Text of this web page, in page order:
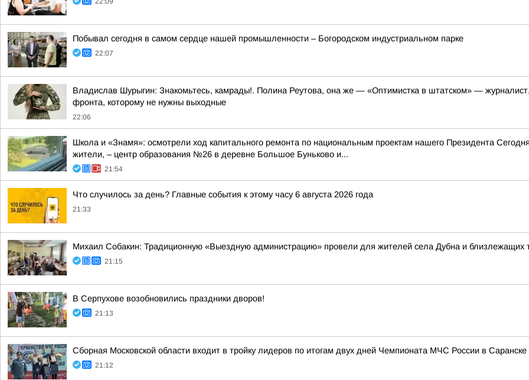
Побывал сегодня в самом сердце нашей промышленности – Богородском индустриальном парке
22:07
Владислав Шурыгин: Знакомьтесь, камрады!. Полина Реутова, она же — «Оптимистка в штатском» —
фронта, которому не нужны выходные
22:06
Школа и «Знамя»: осмотрели ход капитального ремонта по национальным проектам нашего Президента
жители, – центр образования №26 в деревне Большое Буньково и...
21:54
Что случилось за день? Главные события к этому часу 6 августа 2026 года
21:33
Михаил Собакин: Традиционную «Выездную администрацию» провели для жителей села Дубна и близлежащих
21:15
В Серпухове возобновились праздники дворов!
21:13
Сборная Московской области входит в тройку лидеров по итогам двух дней Чемпионата МЧС России в Саранске
21:12